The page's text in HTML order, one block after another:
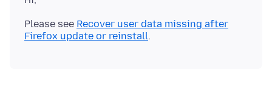
Please see Recover user data missing after
Firefox update or reinstall